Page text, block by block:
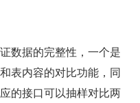
数据的完整性，一个是
表内容的对比功能，同
的接口可以抽样对比两